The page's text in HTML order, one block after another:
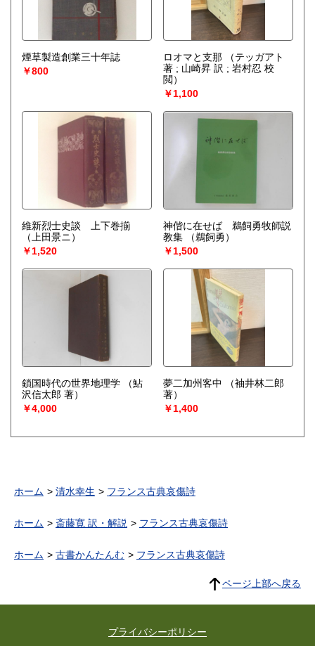
煙草製造創業三十年誌
￥800
ロオマと支那
（テッガアト
著 ; 山崎昇 訳 ; 岩村忍 校
閲）
￥1,100
維新烈士史談 上下巻揃
（上田景ニ）
￥1,520
神偕に在せば 鵜飼勇牧師説
教集
（鵜飼勇）
￥1,500
鎖国時代の世界地理学
（鮎
沢信太郎 著）
￥4,000
夢二加州客中
（袖井林二郎
著）
￥1,400
ホーム 清水幸生 フランス古典哀傷詩
ホーム 斎藤寛 訳・解説 フランス古典哀傷詩
ホーム 古書かんたんむ フランス古典哀傷詩
ページ上部へ戻る
プライバシーポリシー